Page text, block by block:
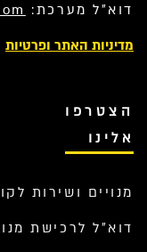
דוא”ל מערכת:
מדיניות האתר ופרטיות
הצטרפו
אלינו
מנויים ושירות לקוחות: 058-
דוא”ל לרכישת